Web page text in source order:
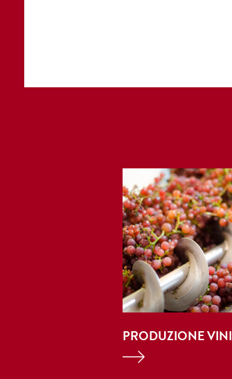
PRODUZIONE VINI